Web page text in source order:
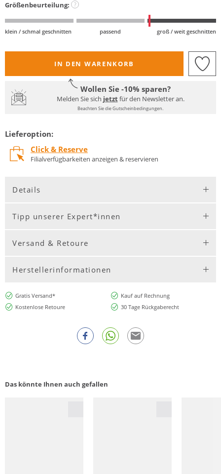
Größenbeurteilung: ?
klein / schmal geschnitten passend groß / weit geschnitten
IN DEN WARENKORB
Wollen Sie -10% sparen?
Melden Sie sich jetztfür den Newsletter an.
Beachten Sie die Gutscheinbedingungen.
Lieferoption:
Click & Reserve
Filialverfügbarkeiten anzeigen & reservieren
Details
Tipp unserer Expert*innen
Versand & Retoure
Herstellerinformationen
Gratis Versand*
Kauf auf Rechnung
Kostenlose Retoure
30 Tage Rückgaberecht
Das könnte Ihnen auch gefallen